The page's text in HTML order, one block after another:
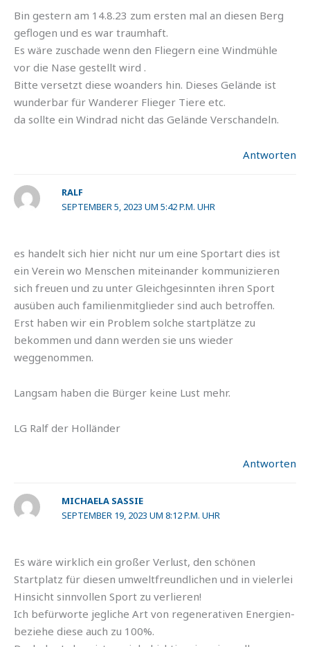
Bin gestern am 14.8.23 zum ersten mal an diesen Berg
geflogen und es war traumhaft.
Es wäre zuschade wenn den Fliegern eine Windmühle
vor die Nase gestellt wird .
Bitte versetzt diese woanders hin. Dieses Gelände ist
wunderbar für Wanderer Flieger Tiere etc.
da sollte ein Windrad nicht das Gelände Verschandeln.
Antworten
RALF
SEPTEMBER 5, 2023 UM 5:42 P.M. UHR
es handelt sich hier nicht nur um eine Sportart dies ist
ein Verein wo Menschen miteinander kommunizieren
sich freuen und zu unter Gleichgesinnten ihren Sport
ausüben auch familienmitglieder sind auch betroffen.
Erst haben wir ein Problem solche startplätze zu
bekommen und dann werden sie uns wieder
weggenommen.
Langsam haben die Bürger keine Lust mehr.
LG Ralf der Holländer
Antworten
MICHAELA SASSIE
SEPTEMBER 19, 2023 UM 8:12 P.M. UHR
Es wäre wirklich ein großer Verlust, den schönen
Startplatz für diesen umweltfreundlichen und in vielerlei
Hinsicht sinnvollen Sport zu verlieren!
Ich befürworte jegliche Art von regenerativen Energien-
beziehe diese auch zu 100%.